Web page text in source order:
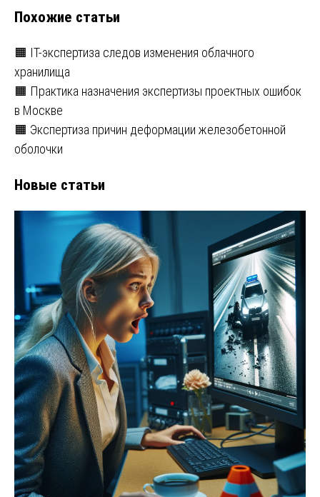
Похожие статьи
🟧 IT-экспертиза следов изменения облачного
хранилища
🟧 Практика назначения экспертизы проектных ошибок
в Москве
🟧 Экспертиза причин деформации железобетонной
оболочки
Новые статьи